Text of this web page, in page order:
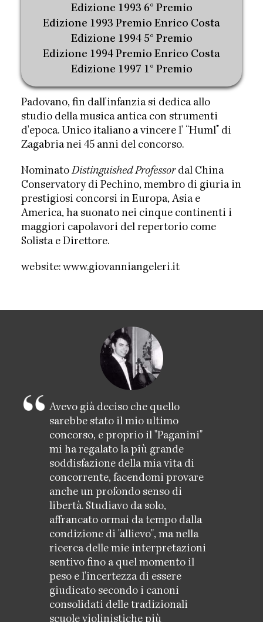
Padovano, fin dall'infanzia si dedica allo
studio della musica antica con strumenti
d'epoca. Unico italiano a vincere l' “Huml” di
Zagabria nei 45 anni del concorso.
NominatoDistinguished Professordal China
Conservatory di Pechino, membro di giuria in
prestigiosi concorsi in Europa, Asia e
America, ha suonato nei cinque continenti i
maggiori capolavori del repertorio come
Solista e Direttore.
website: www.giovanniangeleri.it
Edizione 1993 6° Premio
Edizione 1993 Premio Enrico Costa
Edizione 1994 5° Premio
Edizione 1994 Premio Enrico Costa
Edizione 1997 1° Premio
Avevo già deciso che quello
sarebbe stato il mio ultimo
concorso, e proprio il "Paganini"
mi ha regalato la più grande
soddisfazione della mia vita di
concorrente, facendomi provare
anche un profondo senso di
libertà. Studiavo da solo,
affrancato ormai da tempo dalla
condizione di "allievo", ma nella
ricerca delle mie interpretazioni
sentivo fino a quel momento il
peso e l'incertezza di essere
giudicato secondo i canoni
consolidati delle tradizionali
scuole violinistiche più